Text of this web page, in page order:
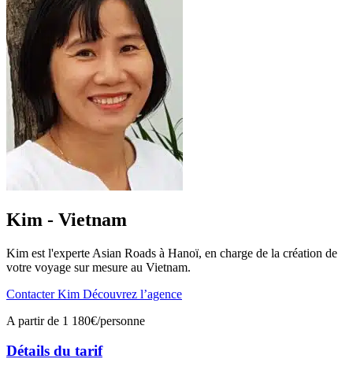
Kim - Vietnam
Kim est l'experte Asian Roads à Hanoï, en charge de la création de
votre voyage sur mesure au Vietnam.
Contacter Kim Découvrez l’agence
A partir de 1 180€/personne
Détails du tarif